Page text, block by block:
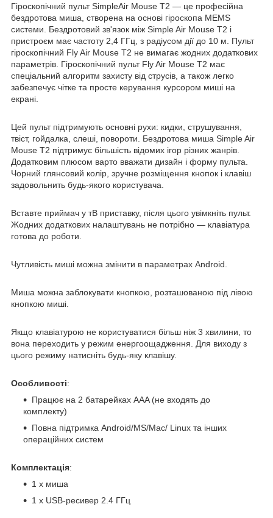
Гіроскопічний пульт SimpleAir Mouse T2 — це професійна
бездротова миша, створена на основі гіроскопа MEMS
системи. Бездротовий зв'язок між Simple Air Mouse T2 і
пристроєм має частоту 2,4 ГГц, з радіусом дії до 10 м. Пульт
гіроскопічний Fly Air Mouse T2 не вимагає жодних додаткових
параметрів. Гіроскопічний пульт Fly Air Mouse T2 має
спеціальний алгоритм захисту від струсів, а також легко
забезпечує чітке та просте керування курсором миші на
екрані.
Цей пульт підтримують основні рухи: кидки, струшування,
твіст, гойдалка, слеші, повороти. Бездротова миша Simple Air
Mouse T2 підтримує більшість відомих ігор різних жанрів.
Додатковим плюсом варто вважати дизайн і форму пульта.
Чорний глянсовий колір, зручне розміщення кнопок і клавіш
задовольнить будь-якого користувача.
Вставте приймач у тВ приставку, після цього увімкніть пульт.
Жодних додаткових налаштувань не потрібно — клавіатура
готова до роботи.
Чутливість миші можна змінити в параметрах Android.
Миша можна заблокувати кнопкою, розташованою під лівою
кнопкою миші.
Якщо клавіатурою не користуватися більш ніж 3 хвилини, то
вона переходить у режим енергоощадження. Для виходу з
цього режиму натисніть будь-яку клавішу.
Особливості:
Працює на 2 батарейках AAA (не входять до
комплекту)
Повна підтримка Android/MS/Mac/ Linux та інших
операційних систем
Комплектація:
1 х миша
1 х USB-ресивер 2.4 ГГц